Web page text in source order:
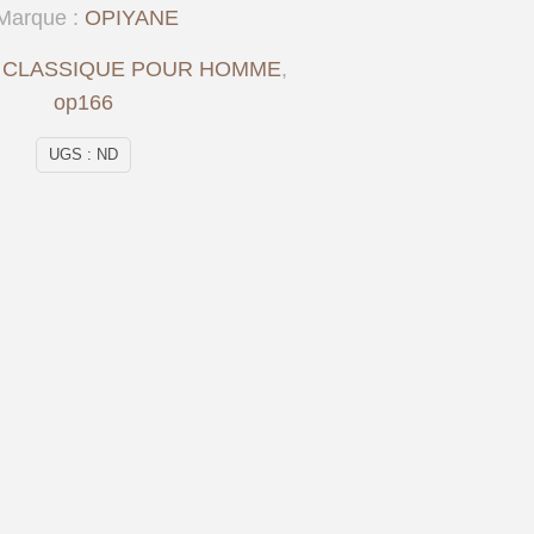
UGS : ND
CLASSIQUE POUR HOMME,
op166
: OPIYANE